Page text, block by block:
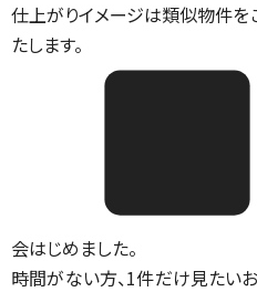
仕上がりイメージは類似物件
たします。
会はじめました。
時間がない方、1件だけ見たい